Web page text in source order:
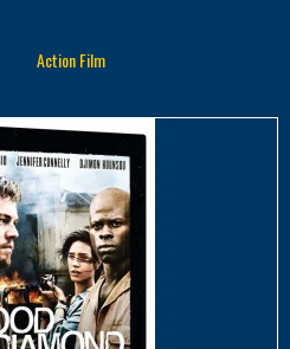
Action Film